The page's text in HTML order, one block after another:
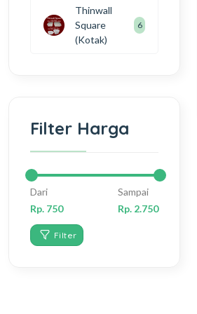
Thinwall
Square
(Kotak)
7
Filter Harga
Dari
Rp. 750
Sampai
Rp. 2.750
Filter